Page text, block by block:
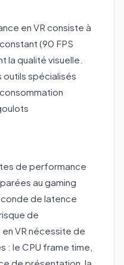
en VR consiste à
(90 FPS
la qualité visuelle.
outils spécialisés
de performance
au gaming
de latence
de
VR nécessite de
: le CPU frame time,